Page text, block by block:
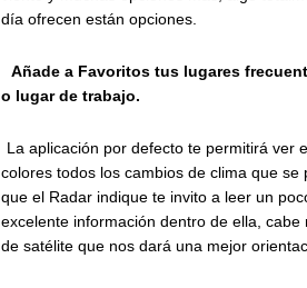
día ofrecen están opciones.
Añade a Favoritos tus lugares
o lugar de trabajo.
La aplicación por defecto te permitirá ver
colores todos los cambios de clima que
que el Radar indique te invito a leer un
excelente información dentro de ella,
de satélite que nos dará una mejor